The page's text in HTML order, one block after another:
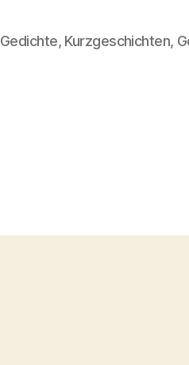
Gedichte, Kurzgeschichten,